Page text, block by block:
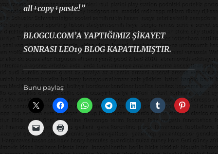
all+copy+paste!”
BLOGCU.COM’A YAPTIĞIMIZ ŞİKAYET
SONRASI LEO19 BLOG KAPATILMIŞTIR.
Bunu paylaş: